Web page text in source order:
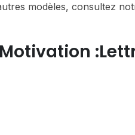
modèles, consultez